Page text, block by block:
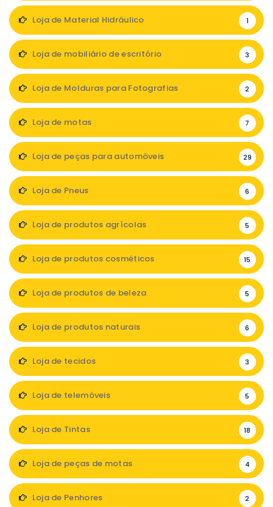
Loja de Material Hidráulico 1
Loja de mobiliário de escritório 3
Loja de Molduras para Fotografias 2
Loja de motas 7
Loja de peças para automóveis 29
Loja de Pneus 6
Loja de produtos agrícolas 5
Loja de produtos cosméticos 15
Loja de produtos de beleza 5
Loja de produtos naturais 6
Loja de tecidos 3
Loja de telemóveis 5
Loja de Tintas 18
Loja de peças de motas 4
Loja de Penhores 2